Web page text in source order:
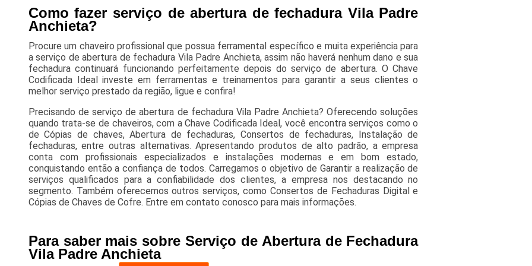
Como fazer serviço de abertura de fechadura Vila Padre
Anchieta?
Procure um chaveiro profissional que possua ferramental específico e muita experiência para
a serviço de abertura de fechadura Vila Padre Anchieta, assim não haverá nenhum dano e sua
fechadura continuará funcionando perfeitamente depois do serviço de abertura. O Chave
Codificada Ideal investe em ferramentas e treinamentos para garantir a seus clientes o
melhor serviço prestado da região, ligue e confira!
Precisando de serviço de abertura de fechadura Vila Padre Anchieta? Oferecendo soluções
quando trata-se de chaveiros, com a Chave Codificada Ideal, você encontra serviços como o
de Cópias de chaves, Abertura de fechaduras, Consertos de fechaduras, Instalação de
fechaduras, entre outras alternativas. Apresentando produtos de alto padrão, a empresa
conta com profissionais especializados e instalações modernas e em bom estado,
conquistando então a confiança de todos. Carregamos o objetivo de Garantir a realização de
serviços qualificados para a confiabilidade dos clientes, a empresa nos destacando no
segmento. Também oferecemos outros serviços, como Consertos de Fechaduras Digital e
Cópias de Chaves de Cofre. Entre em contato conosco para mais informações.
Para saber mais sobre Serviço de Abertura de Fechadura
Vila Padre Anchieta